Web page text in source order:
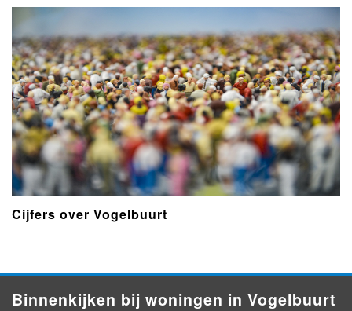
Cijfers over Vogelbuurt
Binnenkijken bij woningen in Vogelbuurt